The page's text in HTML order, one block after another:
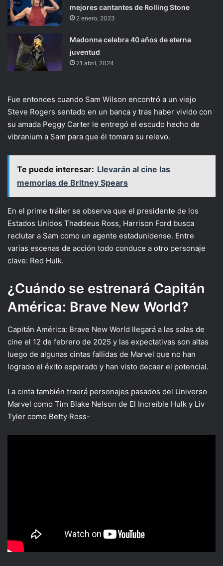
mejores cantantes de Rolling Stone
2 enero, 2023
Madonna celebra 40 años de eterna
juventud
21 abril, 2024
Fue entonces cuando Sam Wilson encontró a un viejo
Steve Rogers sentado en un banca y tras haber vivido con
su amada Peggy Carter le entregó el escudo hecho de
vibranium a Sam para que él tomara su relevo.
Te puede interesar: Llevarán al cine las
memorias de Britney Spears
En el prime tráiler se observa que el presidente de los
Estados Unidos Thaddeus Ross, Harrison Ford busca
reclutar a Sam como un agente estadunidense. Entre
varias escenas de acción todo conduce a otro personaje
clave: Red Hulk.
¿Cuándo se estrenará Capitán
América: Brave New World?
Capitán América: Brave New World llegará a las salas de
cine el 12 de febrero de 2025 y las expectativas son altas
luego de algunas cintas fallidas de Marvel que no han
logrado el éxito esperado y han visto decaer el potencial.
La cinta también traerá personajes pasados del Universo
Marvel como Tim Blake Nelson de El Increíble Hulk y Liv
Tyler como Betty Ross-